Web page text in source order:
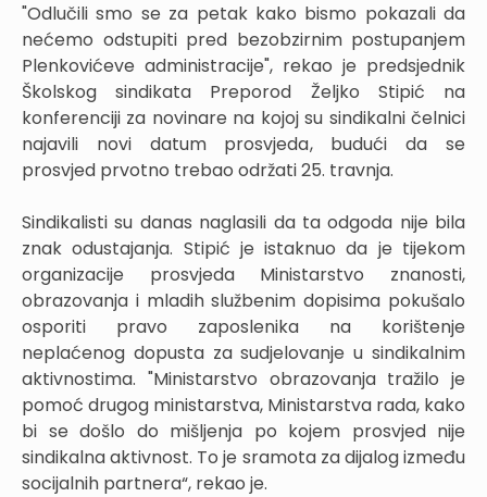
"Odlučili smo se za petak kako bismo pokazali da
nećemo odstupiti pred bezobzirnim postupanjem
Plenkovićeve administracije", rekao je predsjednik
Školskog sindikata Preporod Željko Stipić na
konferenciji za novinare na kojoj su sindikalni čelnici
najavili novi datum prosvjeda, budući da se
prosvjed prvotno trebao održati 25. travnja.
Sindikalisti su danas naglasili da ta odgoda nije bila
znak odustajanja. Stipić je istaknuo da je tijekom
organizacije prosvjeda Ministarstvo znanosti,
obrazovanja i mladih službenim dopisima pokušalo
osporiti pravo zaposlenika na korištenje
neplaćenog dopusta za sudjelovanje u sindikalnim
aktivnostima. "Ministarstvo obrazovanja tražilo je
pomoć drugog ministarstva, Ministarstva rada, kako
bi se došlo do mišljenja po kojem prosvjed nije
sindikalna aktivnost. To je sramota za dijalog između
socijalnih partnera“, rekao je.